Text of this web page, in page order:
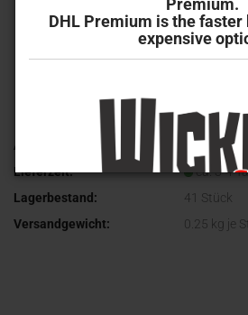
Premium.
DHL Premium is the faster
expensive
Art.Nr.:
WV-512
Lieferzeit:
ca. 3-4
Lagerbestand: 41 Stück
Versandgewicht:
0.25 kg je